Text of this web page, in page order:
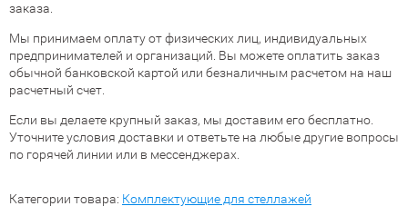
заказа.
Мы принимаем оплату от физических лиц, индивидуальных
предпринимателей и организаций. Вы можете оплатить заказ
обычной банковской картой или безналичным расчетом на наш
расчетный счет.
Если вы делаете крупный заказ, мы доставим его бесплатно.
Уточните условия доставки и ответьте на любые другие вопросы
по горячей линии или в мессенджерах.
Категории товара: Комплектующие для стеллажей